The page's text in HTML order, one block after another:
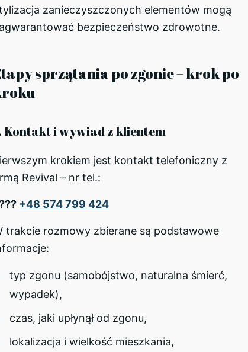
zanieczyszczonych elementów mogą
bezpieczeństwo zdrowotne.
sprzątania po zgonie – krok po
Kontakt i wywiad z klientem
krokiem jest kontakt telefoniczny z
Revival – nr tel.:
+48 574 799 424
trakcie rozmowy zbierane są podstawowe
typ zgonu (samobójstwo, naturalna śmierć,
wypadek),
czas, jaki upłynął od zgonu,
lokalizacja i wielkość mieszkania,